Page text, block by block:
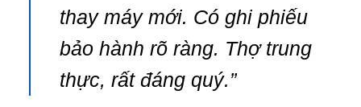
thay máy mới. Có ghi phiếu
bảo hành rõ ràng. Thợ trung
thực, rất đáng quý.”